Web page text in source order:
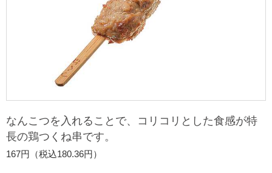
セブンプレミアム
食の安全・安心への取組み
ギフト
プリペイドカード・金券
マルチコピー機でできること
マルチコピー機でできることトップ
コピー
プリント
便利なサービス
宅配便
切手・はがき・印紙
チケットサービス
セブンチケット
セブン‐イレブンでお受取り
ニュースリリース
企業理念
会社概要
サステナビリティ
サステナビリティトップ
セブン＆アイ・ホールディングスの重点課題
サステナビリティ活動基本方針
加盟店オーナー募集
なんこつを入れることで、コリコリとした食感が特
長の鶏つくね串です。
167円（税込180.36円）